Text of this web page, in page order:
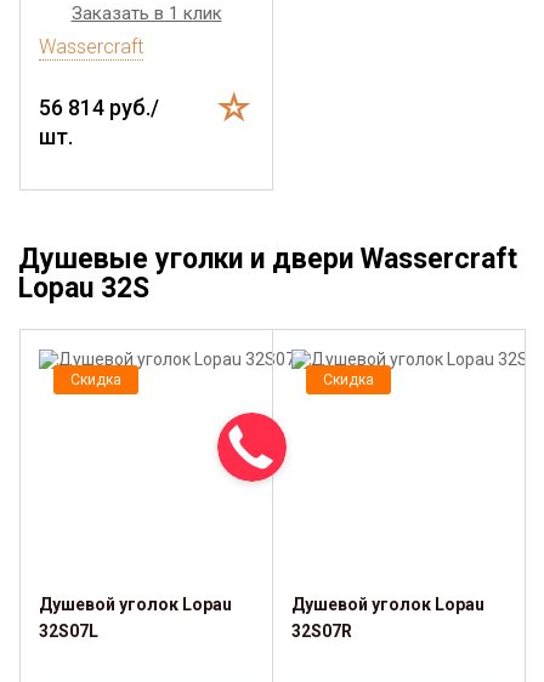
Заказать в 1 клик
Wassercraft
56 814 руб./
шт.
Душевые уголки и двери Wassercraft
Lopau 32S
Скидка
Душевой уголок Lopau
32S07L
Скидка
Душевой уголок Lopau
32S07R